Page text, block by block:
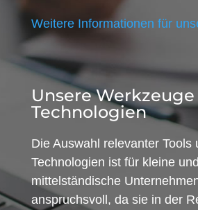
Weitere Informationen für
Unsere
Technologien
Die Auswahl relevanter Tools
Technologien ist für kleine und
mittelständische
anspruchsvoll, da sie in der